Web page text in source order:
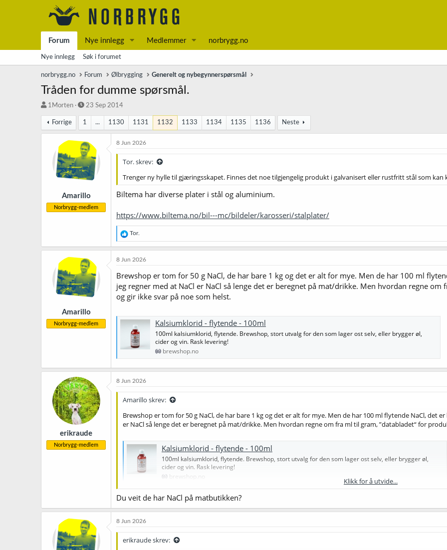
Forum Nye innlegg Medlemmer norbrygg.no
Nye innlegg Søk i forumet
norbrygg.no Forum Ølbrygging Generelt og nybegynnerspørsmål
Tråden for dumme spørsmål.
T
å
d
1Morten
S
a
r
t
d
a
t
o
23 Sep 2014
Forrige 1 ... 1130 1131 1132 1133 1134 1135 1136 Neste
Amarillo
Norbrygg-medlem
8 Jun 2026
Tor. skrev:
Trenger ny hylle til gjæringsskapet. Finnes det noe tilgjengelig produkt i galvanisert eller rustfritt stål som kan
Biltema har diverse plater i stål og aluminium.
https://www.biltema.no/bil---mc/bildeler/karosseri/stalplater/
R
e
a
o
n
e
Tor.
Amarillo
Norbrygg-medlem
8 Jun 2026
Brewshop er tom for 50 g NaCl, de har bare 1 kg og det er alt for mye. Men de har 100 ml
jeg regner med at NaCl er NaCl så lenge det er beregnet på mat/drikke. Men hvordan regne
og gir ikke svar på noe som helst.
Kalsiumklorid - flytende - 100ml
100ml kalsiumklorid, flytende. Brewshop, stort utvalg for den som lager ost selv, eller brygger øl,
cider og vin. Rask levering!
brewshop.no
erikraude
Norbrygg-medlem
8 Jun 2026
Amarillo skrev:
Brewshop er tom for 50 g NaCl, de har bare 1 kg og det er alt for mye. Men de har 100 ml flytende NaCl, det
er NaCl så lenge det er beregnet på mat/drikke. Men hvordan regne om fra ml til gram, ”databladet“ for
Kalsiumklorid - flytende - 100ml
100ml kalsiumklorid, flytende. Brewshop, stort utvalg for den som lager ost selv, eller brygger øl,
cider og vin. Rask levering!
brewshop.no
Klikk for å utvide...
Du veit de har NaCl på matbutikken?
8 Jun 2026
erikraude skrev: